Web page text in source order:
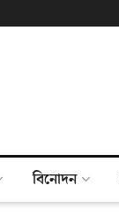
বিনোদন